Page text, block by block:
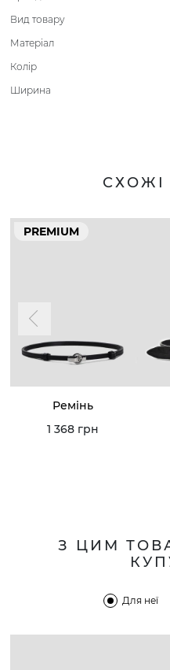
Вид товару
Матеріал
Колір
Ширина
СХОЖІ
PREMIUM
Ремінь
1 368 грн
З ЦИМ
Для неї